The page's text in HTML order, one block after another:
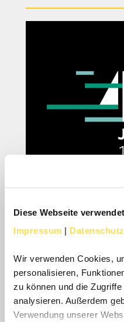
Diese Webseite
Impressum | Datenschutz
Wir verwenden Cookies,
personalisieren,
zu können und die
analysieren. Außerdem
Verwendung unserer
eines der führenden
Einrichtungsunternehmen